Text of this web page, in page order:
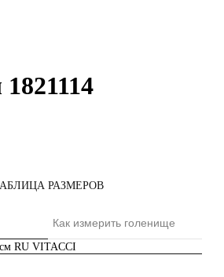
РАЗМЕРОВ
Как измерить голенище
RU VITACCI